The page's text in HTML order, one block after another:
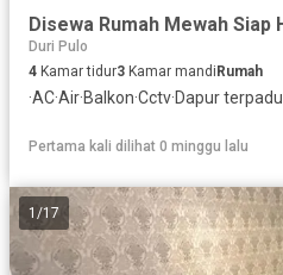
Duri Pulo
4 Kamar tidur3 Kamar mandi Rumah
·AC·Air·Balkon·Cctv·Dapur terpadu
Pertama kali dilihat 0 minggu lalu
1 /17